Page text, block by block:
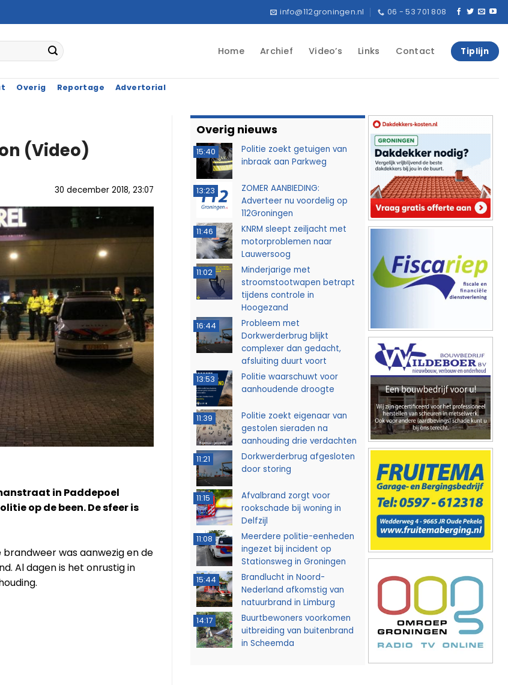
info@112groningen.nl 06 - 53 701 808
Home Archief Video’s Links Contact Tiplijn
Overig Reportage Advertorial
(Video)
30 december 2018, 23:07
in Paddepoel
op de been. De sfeer is
brandweer was aanwezig en de
Al dagen is het onrustig in
Overig nieuws
15:40
Politie zoekt getuigen van
inbraak aan Parkweg
13:23
ZOMER AANBIEDING:
Adverteer nu voordelig op
112Groningen
11:46
KNRM sleept zeiljacht met
motorproblemen naar
Lauwersoog
11:02
Minderjarige met
stroomstootwapen betrapt
tijdens controle in
Hoogezand
16:44
Probleem met
Dorkwerderbrug blijkt
complexer dan gedacht,
afsluiting duurt voort
13:53
Politie waarschuwt voor
aanhoudende droogte
11:39
Politie zoekt eigenaar van
gestolen sieraden na
aanhouding drie verdachten
11:21
Dorkwerderbrug afgesloten
door storing
11:15
Afvalbrand zorgt voor
rookschade bij woning in
Delfzijl
11:08
Meerdere politie-eenheden
ingezet bij incident op
Stationsweg in Groningen
15:44
Brandlucht in Noord-
Nederland afkomstig van
natuurbrand in Limburg
14:17
Buurtbewoners voorkomen
uitbreiding van buitenbrand
in Scheemda